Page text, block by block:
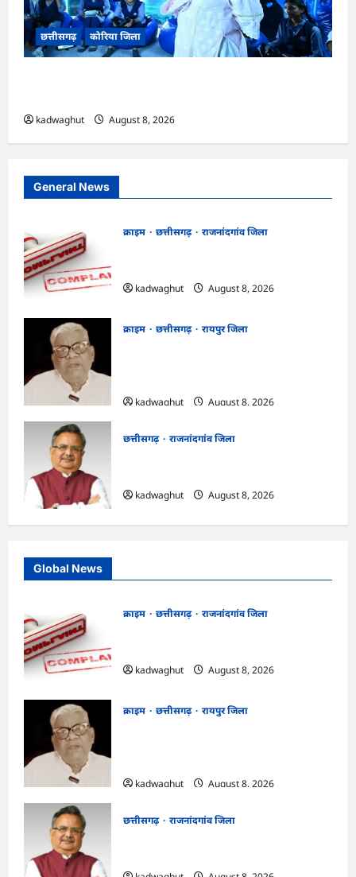
छत्तीसगढ़ कोरिया जिला
kadwaghut August 8, 2026
General News
क्राइम छत्तीसगढ़
राजनांदगांव जिला
kadwaghut
August 8, 2026
क्राइम छत्तीसगढ़
रायपुर जिला
kadwaghut
August 8, 2026
छत्तीसगढ़
राजनांदगांव जिला
kadwaghut
August 8, 2026
Global News
क्राइम छत्तीसगढ़
राजनांदगांव जिला
kadwaghut
August 8, 2026
क्राइम छत्तीसगढ़
रायपुर जिला
kadwaghut
August 8, 2026
छत्तीसगढ़
राजनांदगांव जिला